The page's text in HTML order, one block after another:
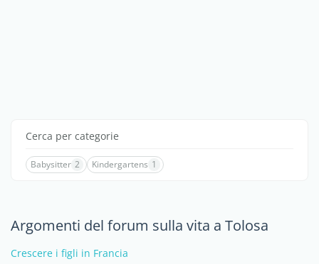
Cerca per categorie
Babysitter 2 Kindergartens 1
Argomenti del forum sulla vita a Tolosa
Crescere i figli in Francia